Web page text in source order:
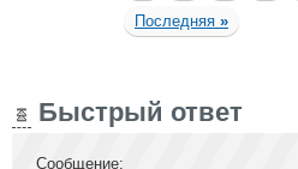
Последняя »
Быстрый ответ
Сообщение: